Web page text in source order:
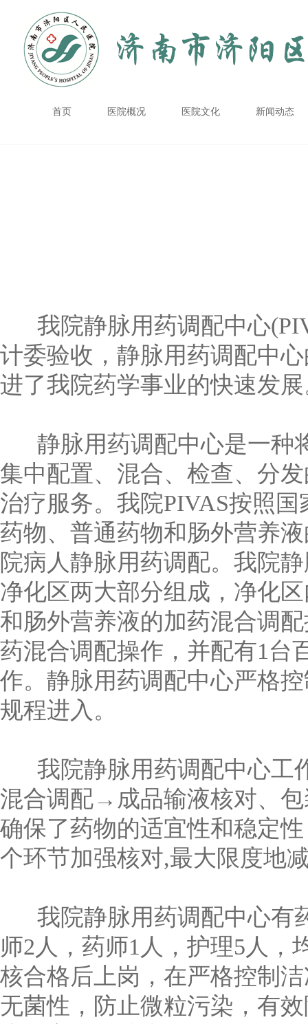
首页 医院概况 医院文化 新闻动态
我院静脉用药调配中心
计委验收，静脉用药调配中
进了我院药学事业的快速发
静脉用药调配中心是一种
集中配置、混合、检查、分
治疗服务。我院PIVAS按照
药物、普通药物和肠外营养
院病人静脉用药调配。我院
净化区两大部分组成，净化
和肠外营养液的加药混合调
药混合调配操作，并配有1台
作。静脉用药调配中心严格
规程进入。
我院静脉用药调配中心工
混合调配→成品输液核对、
确保了药物的适宜性和稳定
个环节加强核对,最大限度地
我院静脉用药调配中心有
师2人，药师1人，护理5人，
核合格后上岗，在严格控制
无菌性，防止微粒污染，有